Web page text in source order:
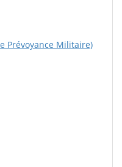
Prévoyance Militaire)